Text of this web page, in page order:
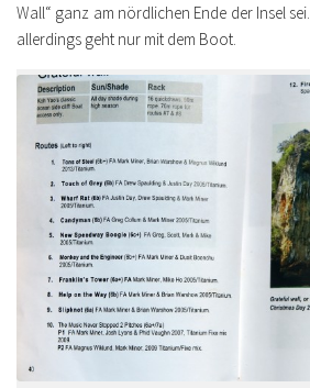
Wall“ ganz am nördlichen Ende der Insel
allerdings geht nur mit dem Boot.